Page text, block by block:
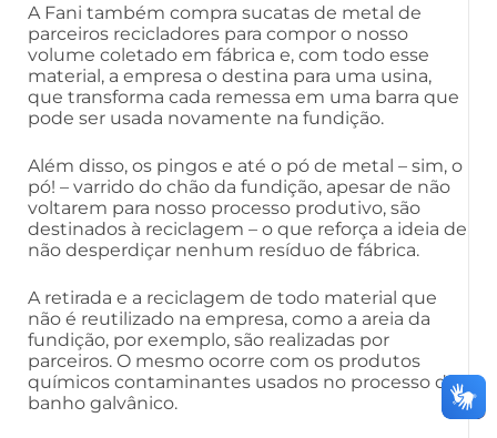
A Fani também compra sucatas de metal de
parceiros recicladores para compor o nosso
volume coletado em fábrica e, com todo esse
material, a empresa o destina para uma usina,
que transforma cada remessa em uma barra que
pode ser usada novamente na fundição.
Além disso, os pingos e até o pó de metal – sim, o
pó! – varrido do chão da fundição, apesar de não
voltarem para nosso processo produtivo, são
destinados à reciclagem – o que reforça a ideia de
não desperdiçar nenhum resíduo de fábrica.
A retirada e a reciclagem de todo material que
não é reutilizado na empresa, como a areia da
fundição, por exemplo, são realizadas por
parceiros. O mesmo ocorre com os produtos
químicos contaminantes usados no processo do
banho galvânico.